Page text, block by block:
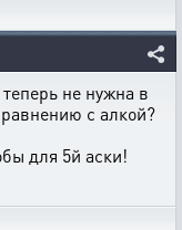
не нужна в
с алкой?
для 5й аски!